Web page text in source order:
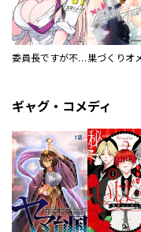
委員長ですが不良になるほど恋してます！
ギャグ・コメディ